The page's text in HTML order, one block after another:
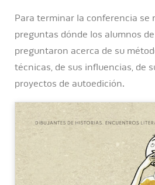
Para terminar la conferencia se
preguntas dónde los alumnos
preguntaron acerca de su
técnicas, de sus influencias, de
proyectos de autoedición.